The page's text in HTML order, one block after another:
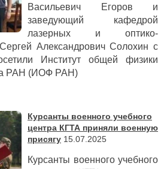
Васильевич Егоров и
заведующий кафедрой
лазерных и оптико-
Александрович Солохин с
Институт общей физики
РАН (ИОФ РАН)
Курсанты военного учебного
центра КГТА приняли военную
присягу 15.07.2025
Курсанты военного учебного